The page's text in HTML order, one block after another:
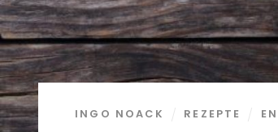
INGO NOACK REZEPTE